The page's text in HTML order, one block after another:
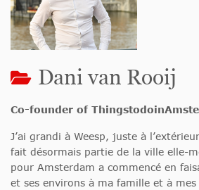
Dani van Rooij
Co-founder of
J’ai grandi à Weesp, juste à
fait désormais partie de la ville elle-
pour Amsterdam a commencé en
et ses environs à ma famille et à mes